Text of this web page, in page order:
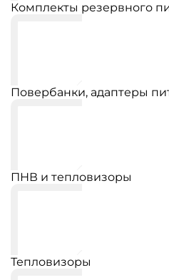
Комплекты резервного
Повербанки, адаптеры
ПНВ и тепловизоры
Тепловизоры